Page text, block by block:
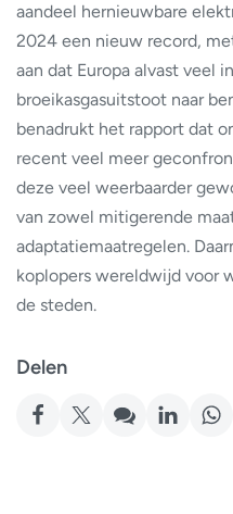
aandeel hernieuwbare
2024 een nieuw record,
aan dat Europa alvast veel
broeikasgasuitstoot naar
benadrukt het rapport dat
recent veel meer
deze veel weerbaarder
van zowel mitigerende
adaptatiemaatregelen.
koplopers wereldwijd voor
de steden.
Delen